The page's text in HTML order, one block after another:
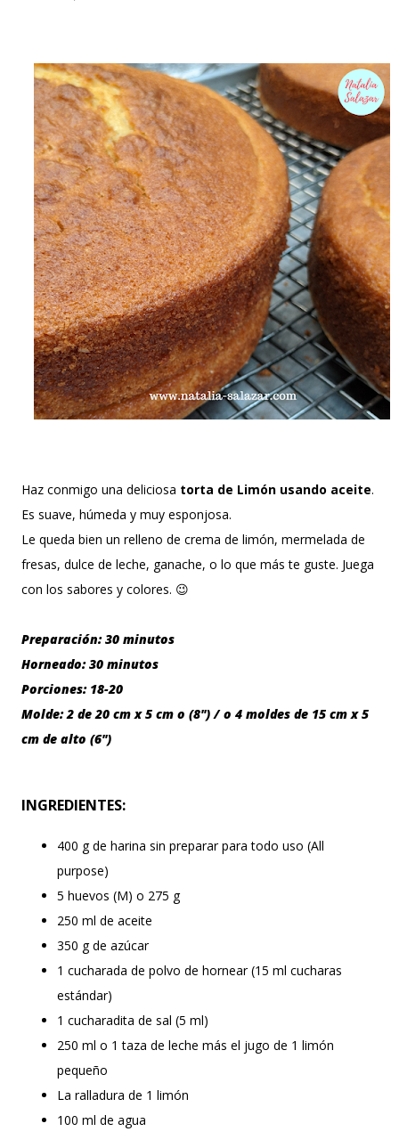
Haz conmigo una deliciosa torta de Limón usando aceite.
Es suave, húmeda y muy esponjosa.
Le queda bien un relleno de crema de limón, mermelada de
fresas, dulce de leche, ganache, o lo que más te guste. Juega
con los sabores y colores. 😉
Preparación: 30 minutos
Horneado: 30 minutos
Porciones: 18-20
Molde: 2 de 20 cm x 5 cm o (8") / o 4 moldes de 15 cm x 5
cm de alto (6")
INGREDIENTES:
400 g de harina sin preparar para todo uso (All
purpose)
5 huevos (M) o 275 g
250 ml de aceite
350 g de azúcar
1 cucharada de polvo de hornear (15 ml cucharas
estándar)
1 cucharadita de sal (5 ml)
250 ml o 1 taza de leche más el jugo de 1 limón
pequeño
La ralladura de 1 limón
100 ml de agua